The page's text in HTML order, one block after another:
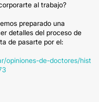
al trabajo?
preparado una
detalles del proceso de
de pasarte por el:
opiniones-de-doctores/hist